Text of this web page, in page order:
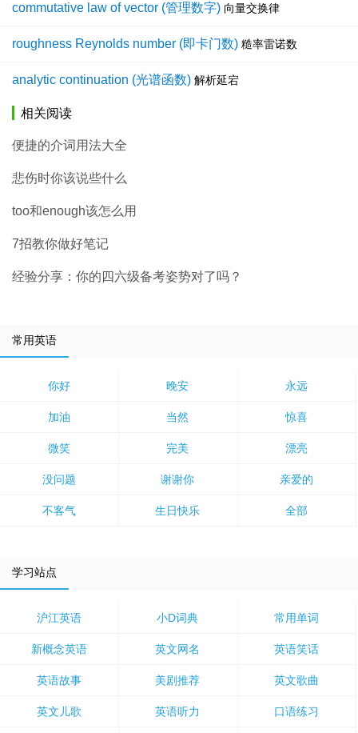
commutative law of vector (管理数字) 向量交换律
roughness Reynolds number (即卡门数) 糙率雷诺数
analytic continuation (光谱函数) 解析延宕
相关阅读
便捷的介词用法大全
悲伤时你该说些什么
too和enough该怎么用
7招教你做好笔记
经验分享：你的四六级备考姿势对了吗？
常用英语
你好 晚安 永远
加油 当然 惊喜
微笑 完美 漂亮
没问题 谢谢你 亲爱的
不客气 生日快乐 全部
学习站点
沪江英语 小D词典 常用单词
新概念英语 英文网名 英语笑话
英语故事 美剧推荐 英文歌曲
英文儿歌 英语听力 口语练习